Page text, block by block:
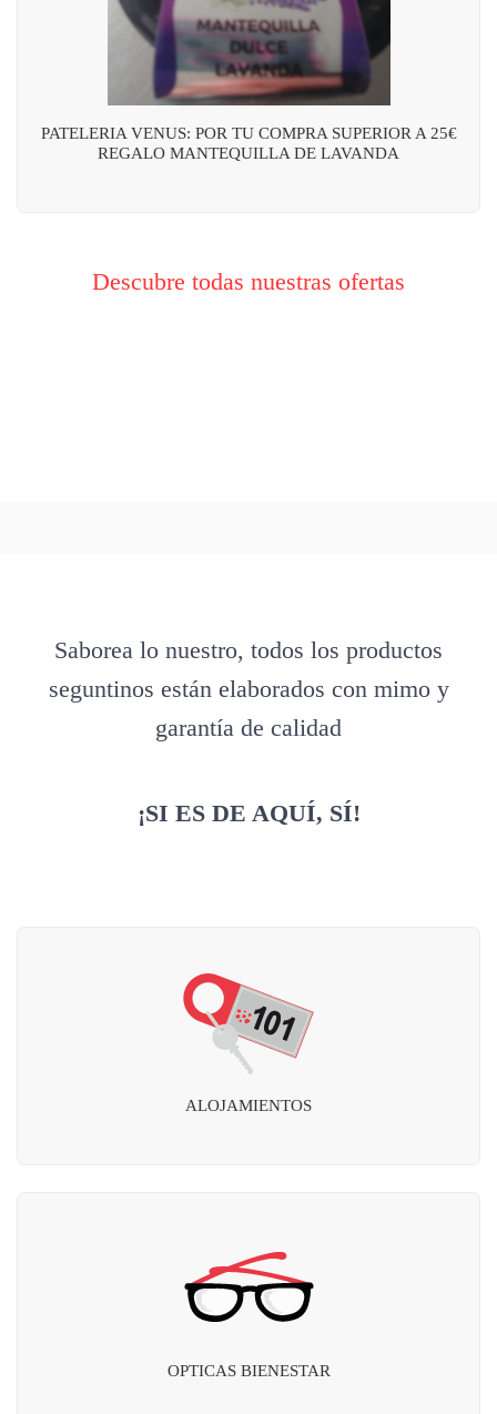
PATELERIA VENUS: POR TU COMPRA SUPERIOR A 25€
REGALO MANTEQUILLA DE LAVANDA
Descubre todas nuestras ofertas
Saborea lo nuestro, todos los productos
seguntinos están elaborados con mimo y
garantía de calidad
¡SI ES DE AQUÍ, SÍ!
ALOJAMIENTOS
OPTICAS BIENESTAR